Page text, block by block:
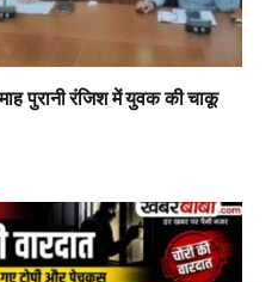
पुरानी रंजिश में युवक की चाकू